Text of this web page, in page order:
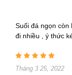
Suối đá ngọn còn
đi nhiều , ý thức
Tháng 3 25, 2022